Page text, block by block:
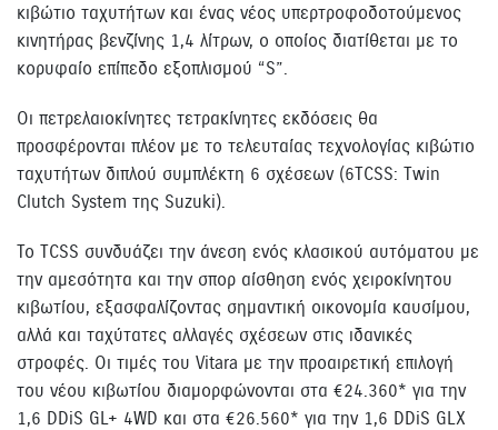
κιβώτιο ταχυτήτων και ένας νέος υπερτροφοδοτούμενος
κινητήρας βενζίνης 1,4 λίτρων, ο οποίος διατίθεται με το
κορυφαίο επίπεδο εξοπλισμού “S”.
Οι πετρελαιοκίνητες τετρακίνητες εκδόσεις θα
προσφέρονται πλέον με το τελευταίας τεχνολογίας κιβώτιο
ταχυτήτων διπλού συμπλέκτη 6 σχέσεων (6TCSS: Twin
Clutch System της Suzuki).
Το TCSS συνδυάζει την άνεση ενός κλασικού αυτόματου με
την αμεσότητα και την σπορ αίσθηση ενός χειροκίνητου
κιβωτίου, εξασφαλίζοντας σημαντική οικονομία καυσίμου,
αλλά και ταχύτατες αλλαγές σχέσεων στις ιδανικές
στροφές. Οι τιμές του Vitara με την προαιρετική επιλογή
του νέου κιβωτίου διαμορφώνονται στα €24.360* για την
1,6 DDiS GL+ 4WD και στα €26.560* για την 1,6 DDiS GLX